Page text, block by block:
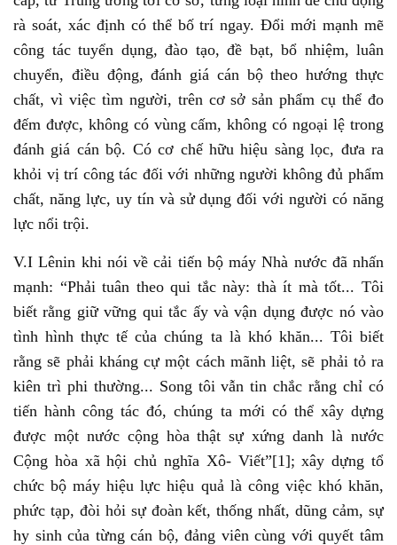
rà soát, xác định có thể bố trí ngay. Đổi mới mạnh mẽ
công tác tuyển dụng, đào tạo, đề bạt, bổ nhiệm, luân
chuyển, điều động, đánh giá cán bộ theo hướng thực
chất, vì việc tìm người, trên cơ sở sản phẩm cụ thể đo
đếm được, không có vùng cấm, không có ngoại lệ trong
đánh giá cán bộ. Có cơ chế hữu hiệu sàng lọc, đưa ra
khỏi vị trí công tác đối với những người không đủ phẩm
chất, năng lực, uy tín và sử dụng đối với người có năng
lực nổi trội.
V.I Lênin khi nói về cải tiến bộ máy Nhà nước đã nhấn
mạnh: “Phải tuân theo qui tắc này: thà ít mà tốt... Tôi
biết rằng giữ vững qui tắc ấy và vận dụng được nó vào
tình hình thực tế của chúng ta là khó khăn... Tôi biết
rằng sẽ phải kháng cự một cách mãnh liệt, sẽ phải tỏ ra
kiên trì phi thường... Song tôi vẫn tin chắc rằng chỉ có
tiến hành công tác đó, chúng ta mới có thể xây dựng
được một nước cộng hòa thật sự xứng danh là nước
Cộng hòa xã hội chủ nghĩa Xô- Viết”[1]; xây dựng tổ
chức bộ máy hiệu lực hiệu quả là công việc khó khăn,
phức tạp, đòi hỏi sự đoàn kết, thống nhất, dũng cảm, sự
hy sinh của từng cán bộ, đảng viên cùng với quyết tâm